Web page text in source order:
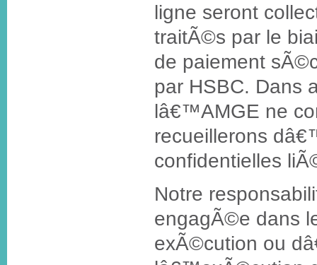
ligne seront
traitÃ©s par le
de paiement
par HSBC. Dans
lâ€™AMGE ne
recueillerons
confidentielles
Notre
engagÃ©e dans
exÃ©cution ou